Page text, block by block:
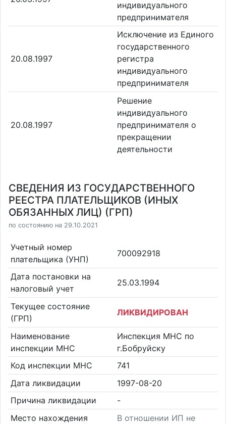
индивидуального
предпринимателя
20.08.1997
Исключение из Единого
государственного
регистра
индивидуального
предпринимателя
20.08.1997
Решение
индивидуального
предпринимателя о
прекращении
деятельности
СВЕДЕНИЯ ИЗ ГОСУДАРСТВЕННОГО
РЕЕСТРА ПЛАТЕЛЬЩИКОВ (ИНЫХ
ОБЯЗАННЫХ ЛИЦ) (ГРП)
по состоянию на 29.10.2021
Учетный номер
плательщика (УНП)
700092918
Дата постановки на
налоговый учет
25.03.1994
Текущее состояние
(ГРП)
ЛИКВИДИРОВАН
Наименование
инспекции МНС
Инспекция МНС по
г.Бобруйску
Код инспекции МНС
741
Дата ликвидации
1997-08-20
Причина ликвидации
-
Место нахождения
В отношении ИП не